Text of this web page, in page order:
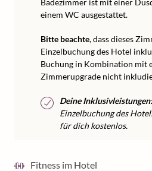
Badezimmer ist mit einer
einem WC ausgestattet.
Bitte beachte, dass dieses
Einzelbuchung des Hotel
Buchung in Kombination mit
Zimmerupgrade nicht
Deine Inklusivleistungen:
Einzelbuchung des
für dich kostenlos.
Fitness im Hotel